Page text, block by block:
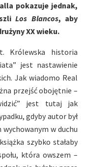
pokazuje jednak,
Los Blancos, aby
XX wieku.
Królewska historia
jest nastawienie
Jak wiadomo Real
przejść obojętnie –
jest tutaj jak
gdyby autor był
w duchu
szybko stałaby
która owszem –